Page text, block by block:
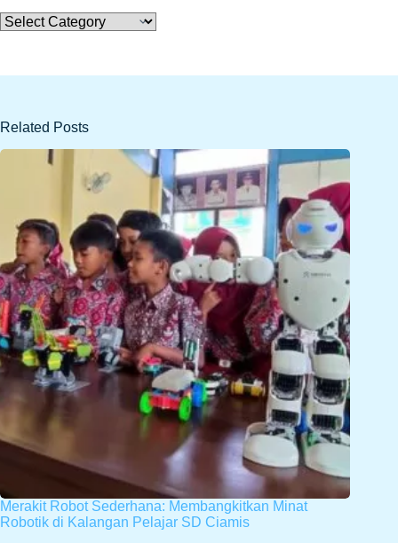
Categories
Related Posts
Merakit Robot Sederhana: Membangkitkan Minat
Robotik di Kalangan Pelajar SD Ciamis